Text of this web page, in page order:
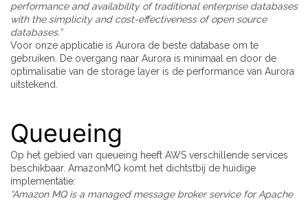
performance and availability of traditional enterprise databases
with the simplicity and cost-effectiveness of open source
databases.”
Voor onze applicatie is Aurora de beste database om te
gebruiken. De overgang naar Aurora is minimaal en door de
optimalisatie van de storage layer is de performance van Aurora
uitstekend.
Queueing
Op het gebied van queueing heeft AWS verschillende services
beschikbaar. AmazonMQ komt het dichtstbij de huidige
implementatie:
“Amazon MQ is a managed message broker service for Apache